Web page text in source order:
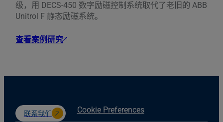
级，用 DECS-450 数字励磁控制系统取代了老旧的 ABB
Unitrol F 静态励磁系统。
查看案例研究
联系我们 Cookie Preferences